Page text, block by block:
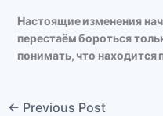
Настоящие изменения
перестаём бороться
понимать, что находится
← Previous Post